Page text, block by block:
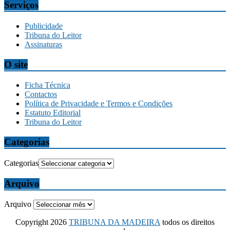
Serviços
Publicidade
Tribuna do Leitor
Assinaturas
O site
Ficha Técnica
Contactos
Política de Privacidade e Termos e Condições
Estatuto Editorial
Tribuna do Leitor
Categorias
Categorias
Arquivo
Arquivo
Copyright 2026 TRIBUNA DA MADEIRA todos os direitos